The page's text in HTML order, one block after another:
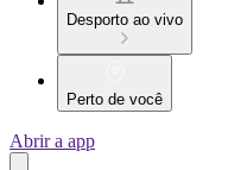
Desporto ao vivo
Perto de você
Abrir a app